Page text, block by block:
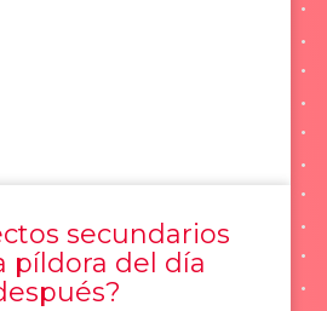
secundarios
píldora del día